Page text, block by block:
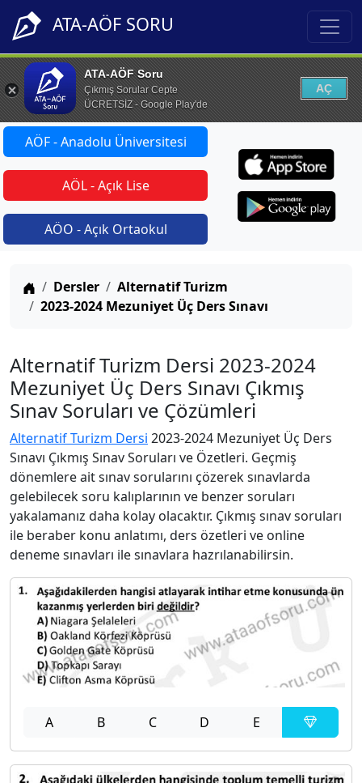
ATA-AÖF SORU
ATA-AÖF Soru
Çıkmış Sorular Cepte
ÜCRETSİZ - Google Play'de
AÇ
AÖF - Anadolu Üniversitesi
AÖL - Açık Lise
AÖO - Açık Ortaokul
Anasayfa
Dersler
Alternatif Turizm
2023-2024 Mezuniyet Üç Ders Sınavı
Alternatif Turizm Dersi 2023-2024
Mezuniyet Üç Ders Sınavı Çıkmış
Sınav Soruları ve Çözümleri
Alternatif Turizm Dersi 2023-2024 Mezuniyet Üç Ders
Sınavı Çıkmış Sınav Soruları ve Özetleri. Geçmiş
dönemlere ait sınav sorularını çözerek sınavlarda
gelebilecek soru kalıplarının ve benzer soruları
yakalamanız daha kolay olacaktır. Çıkmış sınav soruları
ile beraber konu anlatımı, ders özetleri ve online
deneme sınavları ile sınavlara hazrılanabilirsin.
A B C D E